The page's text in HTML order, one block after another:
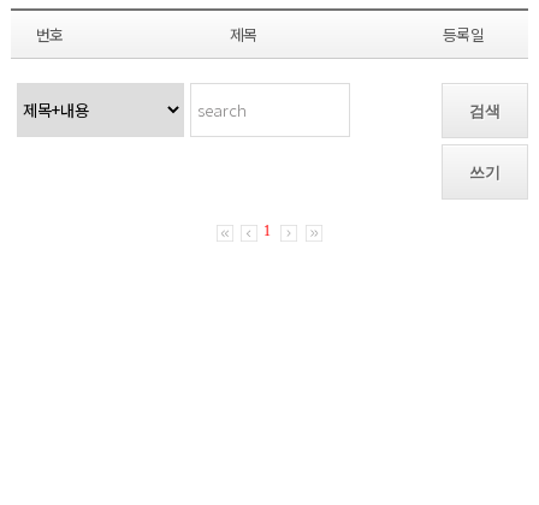
번호 제목 등록일
검색
쓰기
1